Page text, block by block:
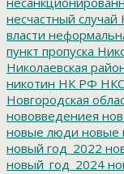
несчастный случай
власти
пункт пропуска
Николаевская
никотин НК РФ
Новгородская
нововведениея
новые люди новые
новый год_2022
новый_год_2024